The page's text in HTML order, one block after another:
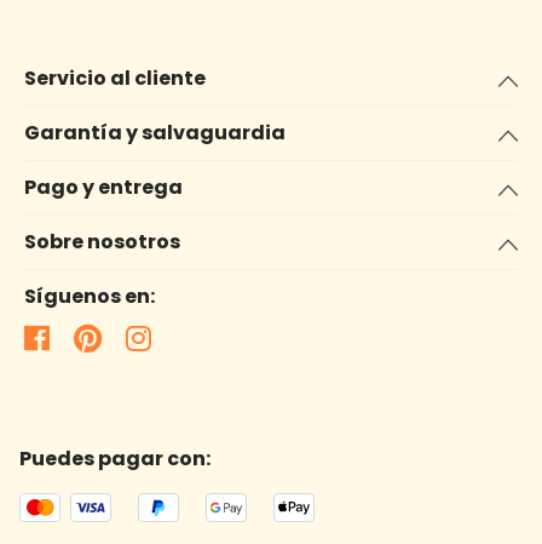
Servicio al cliente
Garantía y salvaguardia
Pago y entrega
Sobre nosotros
Síguenos en:
Puedes pagar con: